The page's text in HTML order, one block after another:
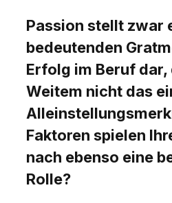
Passion stellt zwar
bedeutenden
Erfolg im Beruf
Weitem nicht das
Faktoren spielen
nach ebenso eine
Rolle?